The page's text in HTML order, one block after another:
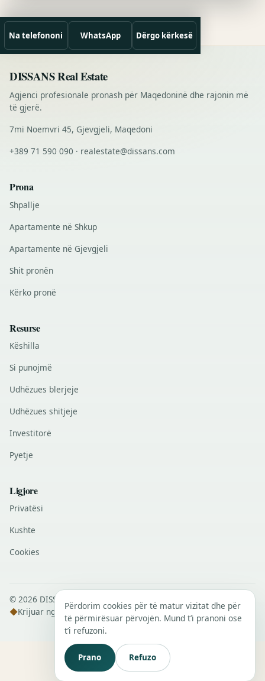
Na telefononi WhatsApp Dërgo kërkesë
DISSANS Real Estate
Agjenci profesionale pronash për Maqedoninë dhe rajonin më
të gjerë.
7mi Noemvri 45, Gjevgjeli, Maqedoni
+389 71 590 090 · realestate@dissans.com
Prona
Shpallje
Apartamente në Shkup
Apartamente në Gjevgjeli
Shit pronën
Kërko pronë
Resurse
Këshilla
Si punojmë
Udhëzues blerjeje
Udhëzues shitjeje
Investitorë
Pyetje
Ligjore
Privatësi
Kushte
Cookies
© 2026 DISSANS Real Estate · Të gjitha të drejtat e rezervuara.
◆Krijuar nga DISSANS Digital
Përdorim cookies për të matur vizitat dhe për
të përmirësuar përvojën. Mund t’i pranoni ose
t’i refuzoni.
Prano Refuzo